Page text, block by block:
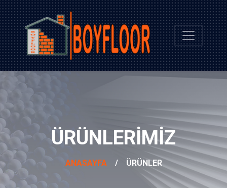
ÜRÜNLERIMIZ
ANASAYFA / ÜRÜNLER